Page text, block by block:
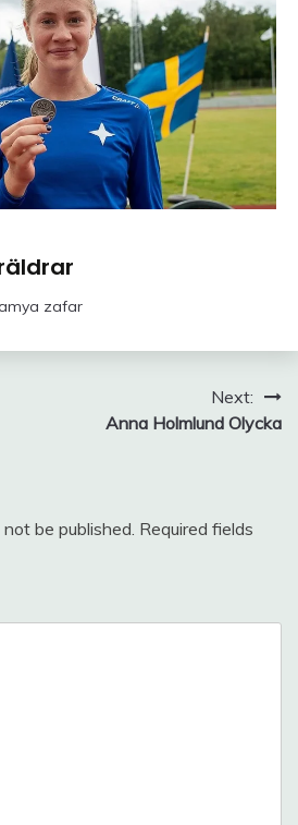
zafar
Next:
Anna Holmlund Olycka
be published. Required fields